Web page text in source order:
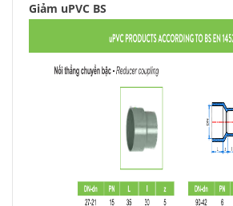
Giảm uPVC BS